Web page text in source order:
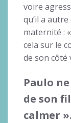
voire
qu’il a
maternité :
cela sur le
de son côté
Paulo
de son
calmer ».